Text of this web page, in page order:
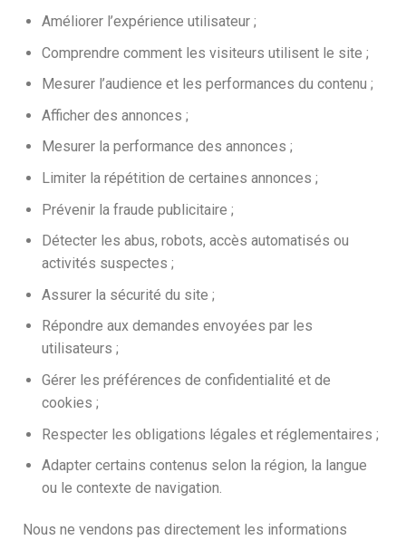
Améliorer l’expérience utilisateur ;
Comprendre comment les visiteurs utilisent le site ;
Mesurer l’audience et les performances du contenu ;
Afficher des annonces ;
Mesurer la performance des annonces ;
Limiter la répétition de certaines annonces ;
Prévenir la fraude publicitaire ;
Détecter les abus, robots, accès automatisés ou
activités suspectes ;
Assurer la sécurité du site ;
Répondre aux demandes envoyées par les
utilisateurs ;
Gérer les préférences de confidentialité et de
cookies ;
Respecter les obligations légales et réglementaires ;
Adapter certains contenus selon la région, la langue
ou le contexte de navigation.
Nous ne vendons pas directement les informations